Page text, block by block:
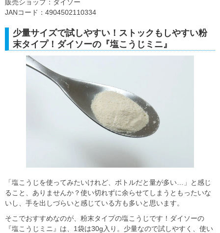
販売ショップ：ダイソー
JANコード：4904502110334
少量サイズで試しやすい！ストックもしやすい粉
末タイプ！ダイソーの『塩こうじミニ』
「塩こうじを使ってみたいけれど、ボトルだと量が多い…」と感じ
ること、ありませんか？使い切れずに余らせてしまうともったいな
いし、手を出しづらいと感じている方も多いと思います。
そこでおすすめなのが、粉末タイプの塩こうじです！ダイソーの
『塩こうじミニ』は、1袋は30g入り。少量なので試しやすく、使い